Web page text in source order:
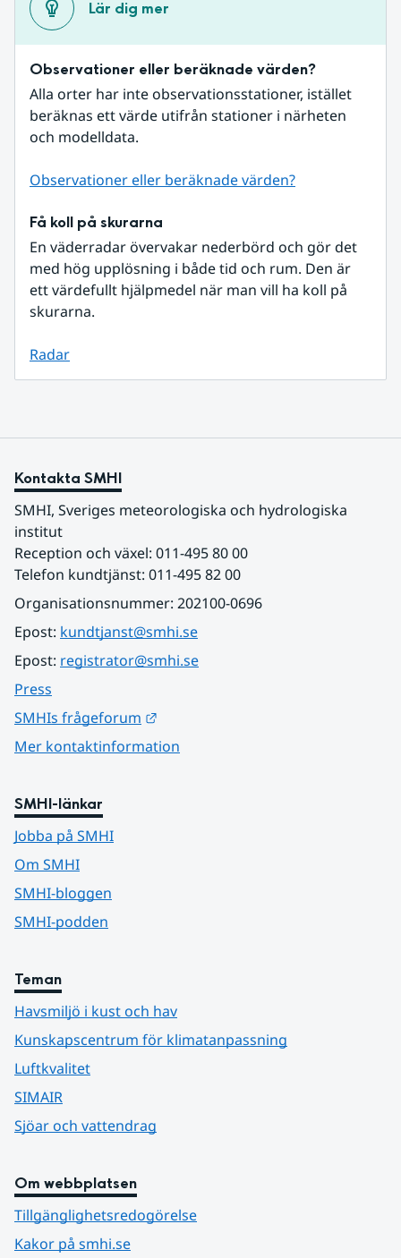
Lär dig mer
Observationer eller beräknade värden?
Alla orter har inte observationsstationer, istället
beräknas ett värde utifrån stationer i närheten
och modelldata.
Observationer eller beräknade värden?
Få koll på skurarna
En väderradar övervakar nederbörd och gör det
med hög upplösning i både tid och rum. Den är
ett värdefullt hjälpmedel när man vill ha koll på
skurarna.
Radar
Kontakta SMHI
SMHI, Sveriges meteorologiska och hydrologiska
institut
Reception och växel: 011-495 80 00
Telefon kundtjänst: 011-495 82 00
Organisationsnummer: 202100-0696
Epost: kundtjanst@smhi.se
Epost: registrator@smhi.se
Press
SMHIs frågeforum
Mer kontaktinformation
SMHI-länkar
Jobba på SMHI
Om SMHI
SMHI-bloggen
SMHI-podden
Teman
Havsmiljö i kust och hav
Kunskapscentrum för klimatanpassning
Luftkvalitet
SIMAIR
Sjöar och vattendrag
Om webbplatsen
Tillgänglighetsredogörelse
Kakor på smhi.se